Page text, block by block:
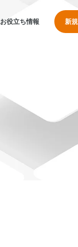
お役立ち情報 新